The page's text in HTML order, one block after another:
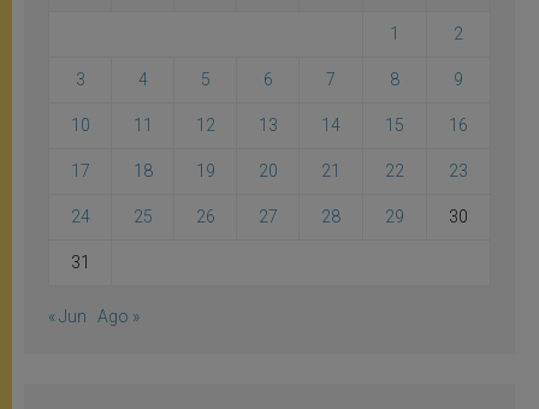
1 2
3 4 5 6 7 8 9
10 11 12 13 14 15 16
17 18 19 20 21 22 23
24 25 26 27 28 29 30
31
« Jun Ago »